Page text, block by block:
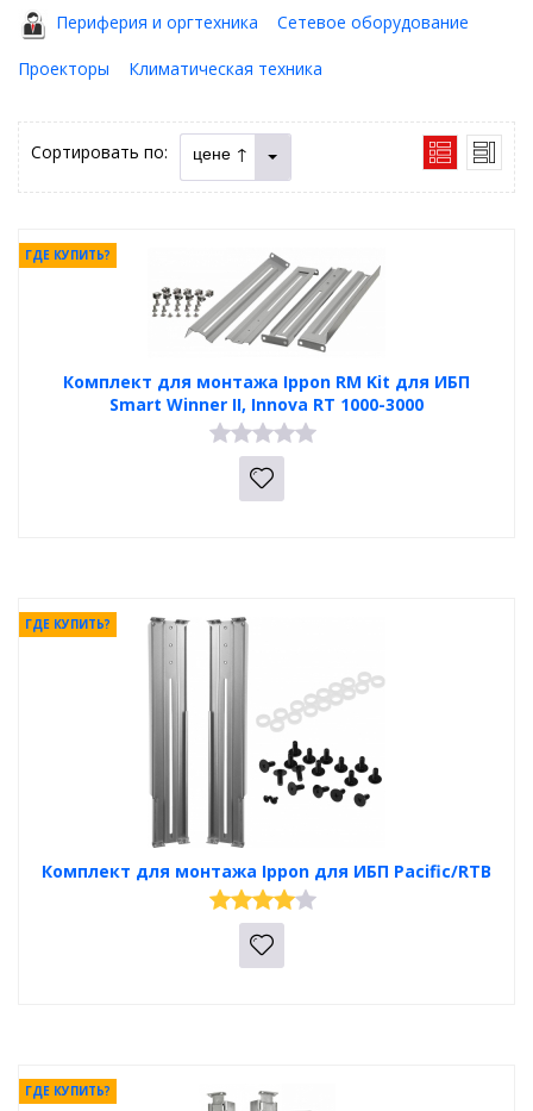
Периферия и оргтехника Сетевое оборудование
Проекторы Климатическая техника
Сортировать по: цене ↑
Комплект для монтажа Ippon RM Kit для ИБП
Smart Winner II, Innova RT 1000-3000
ГДЕ КУПИТЬ?
Комплект для монтажа Ippon для ИБП Pacific/RTB
ГДЕ КУПИТЬ?
ГДЕ КУПИТЬ?